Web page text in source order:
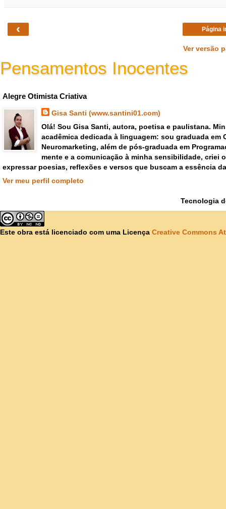
‹ Página
Ver versão
Pensamentos Inocentes
Alegre Otimista Criativa
Gisa Santi (www.santini01.com)
Olá! Sou Gisa Santi, autora, poetisa e paulistana.
acadêmica dedicada à linguagem: sou graduada
Neuromarketing, além de pós-graduada em
mente e a comunicação à minha sensibilidade, criei
expressar poesias, reflexões e versos que buscam a essência
Ver meu perfil completo
Tecnologia
Este obra está licenciado com uma Licença Creative Commons